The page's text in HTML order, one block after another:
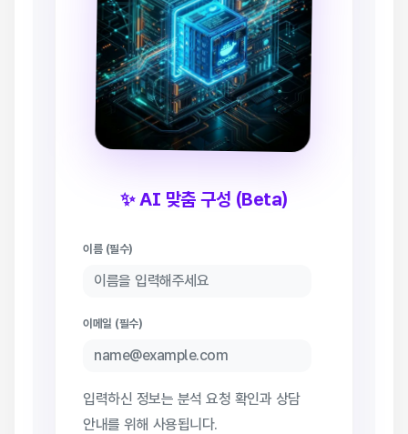
✨ AI 맞춤 구성 (Beta)
이름 (필수)
이메일 (필수)
입력하신 정보는 분석 요청 확인과 상담
안내를 위해 사용됩니다.